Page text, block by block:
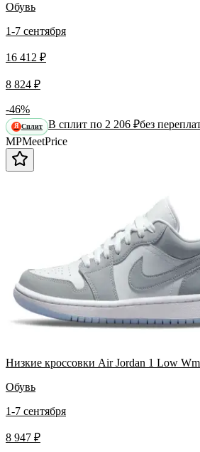
Обувь
1-7 сентября
16 412 ₽
8 824 ₽
-46%
Я Сплит В сплит по 2 206 ₽без
MPMeetPrice
Низкие кроссовки Air Jordan 1 Low
Обувь
1-7 сентября
8 947 ₽